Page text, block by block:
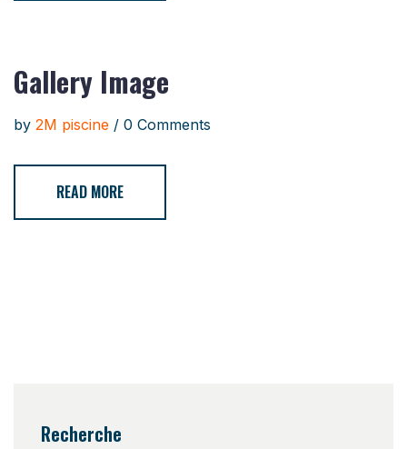
Gallery Image
by 2M piscine / 0 Comments
READ MORE
Recherche